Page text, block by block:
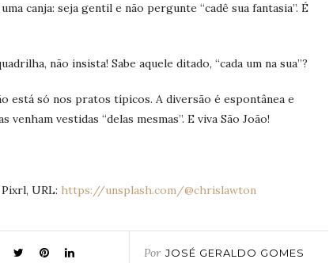
canja: seja gentil e não pergunte “cadê sua fantasia”. É
não insista! Sabe aquele ditado, “cada um na sua”?
está só nos pratos típicos. A diversão é espontânea e
vestidas “delas mesmas”. E viva São João!
URL: https://unsplash.com/@chrislawton
Por JOSÉ GERALDO GOMES